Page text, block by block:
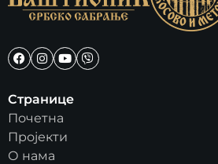
Странице
Почетна
Пројекти
О нама